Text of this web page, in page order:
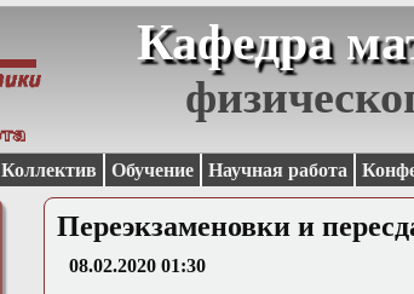
Кафедра
Коллектив Обучение Научная работа
Переэкзаменовки и
08.02.2020 01:30